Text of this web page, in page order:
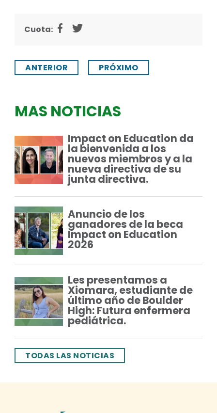
Cuota:
ANTERIOR PRÓXIMO
MAS NOTICIAS
Impact on Education da
la bienvenida a los
nuevos miembros y a la
nueva directiva de su
junta directiva.
Anuncio de los
ganadores de la beca
Impact on Education
2026
Les presentamos a
Xiomara, estudiante de
último año de Boulder
High: Futura enfermera
pediátrica.
TODAS LAS NOTICIAS